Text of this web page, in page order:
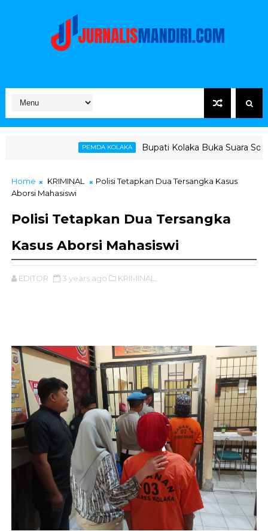
Bupati Kolaka Buka Suara Soal Ketegangan
Home KRIMINAL
Polisi Tetapkan Dua Tersangka Kasus
Aborsi Mahasiswi
Polisi Tetapkan Dua Tersangka
Kasus Aborsi Mahasiswi
EDITOR 3 years ago KRIMINAL,